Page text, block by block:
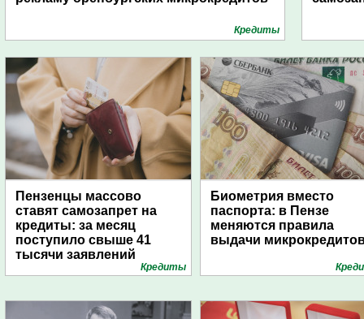
Кредиты
Пензенцы массово
ставят самозапрет на
кредиты: за месяц
поступило свыше 41
тысячи заявлений
Кредиты
Биометрия вместо
паспорта: в Пензе
меняются правила
выдачи